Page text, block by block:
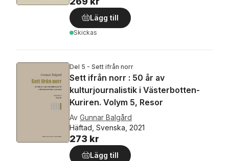
Lägg till
Skickas
Del 5 - Sett ifrån norr
Sett ifrån norr : 50 år av
kulturjournalistik i Västerbotten-
Kuriren. Volym 5, Resor
Av Gunnar Balgård
Häftad, Svenska, 2021
273 kr
Lägg till